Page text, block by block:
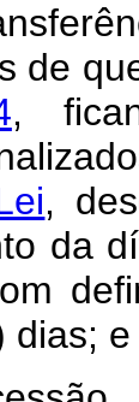
de
,
,
da
dias; e